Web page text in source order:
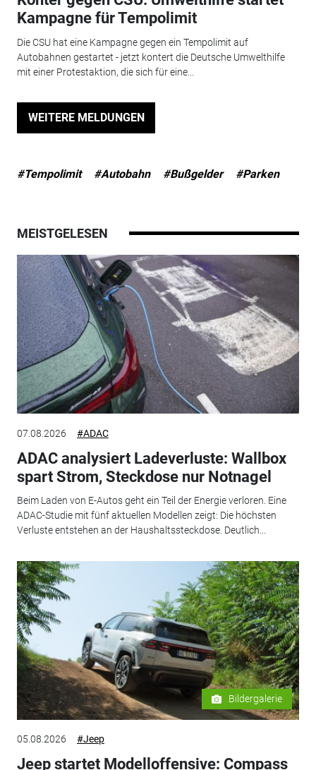
Kampagne für Tempolimit
Die CSU hat eine Kampagne gegen ein Tempolimit auf
Autobahnen gestartet - jetzt kontert die Deutsche Umwelthilfe
mit einer Protestaktion, die sich für eine...
WEITERE MELDUNGEN
#Tempolimit #Autobahn #Bußgelder #Parken
MEISTGELESEN
07.08.2026 #ADAC
ADAC analysiert Ladeverluste: Wallbox
spart Strom, Steckdose nur Notnagel
Beim Laden von E-Autos geht ein Teil der Energie verloren. Eine
ADAC-Studie mit fünf aktuellen Modellen zeigt: Die höchsten
Verluste entstehen an der Haushaltssteckdose. Deutlich...
Bildergalerie
05.08.2026 #Jeep
Jeep startet Modelloffensive: Compass